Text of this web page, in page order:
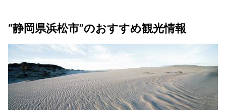
“静岡県浜松市”のおすすめ観光情報